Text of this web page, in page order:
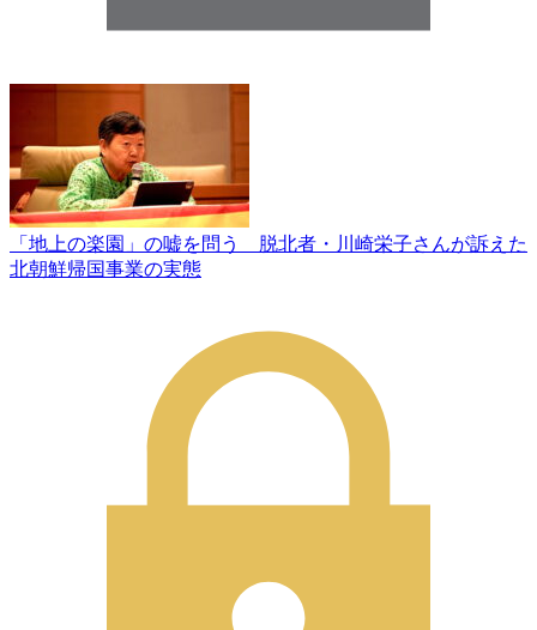
「地上の楽園」の嘘を問う 脱北者・川崎栄子さんが訴えた
北朝鮮帰国事業の実態